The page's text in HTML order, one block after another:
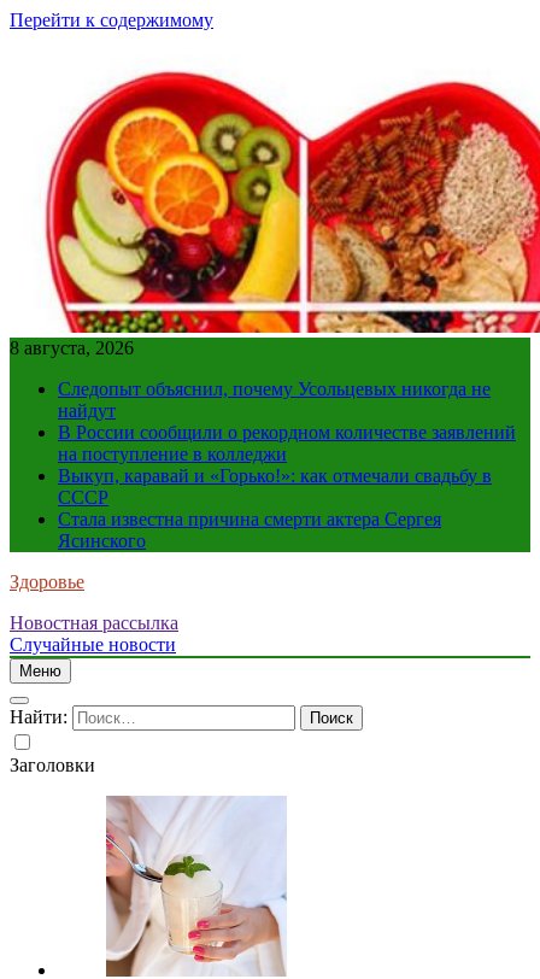
Перейти к содержимому
8 августа, 2026
Следопыт объяснил, почему Усольцевых никогда не
найдут
В России сообщили о рекордном количестве заявлений
на поступление в колледжи
Выкуп, каравай и «Горько!»: как отмечали свадьбу в
СССР
Стала известна причина смерти актера Сергея
Ясинского
Здоровье
Новостная рассылка
Случайные новости
Меню
Найти:
Заголовки